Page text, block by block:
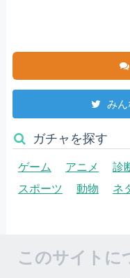
みん
ガチャを探す
ゲーム アニメ 診
スポーツ
動物 ネ
このサイトに